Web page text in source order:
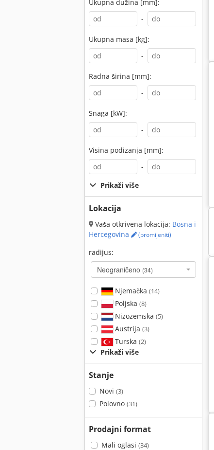
Ukupna dužina [mm]:
-
Ukupna masa [kg]:
-
Radna širina [mm]:
-
Snaga [kW]:
-
Visina podizanja [mm]:
-
Prikaži više
Lokacija
Vaša otkrivena lokacija: Bosna i
Hercegovina
(promijeniti)
radijus:
Neograničeno (34)
Njemačka (14)
Poljska (8)
Nizozemska (5)
Austrija (3)
Turska (2)
Prikaži više
Stanje
Novi (3)
Polovno (31)
Prodajni format
Mali oglasi (34)
Hyundai Neuson 1404